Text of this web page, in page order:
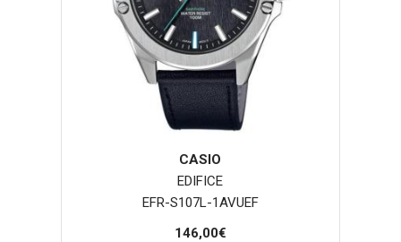
CASIO
EDIFICE
EFR-S107L-1AVUEF
146,00€